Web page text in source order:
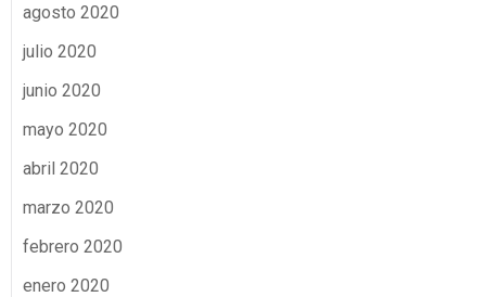
agosto 2020
julio 2020
junio 2020
mayo 2020
abril 2020
marzo 2020
febrero 2020
enero 2020